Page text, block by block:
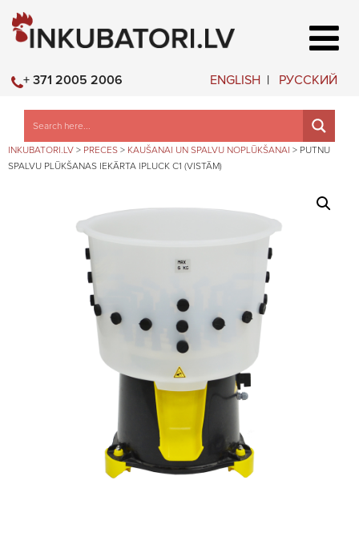
ENGLISH РУССКИЙ
+ 371 2005 2006
INKUBATORI.LV > PRECES > KAUŠANAI UN SPALVU NOPLŪKŠANAI > PUTNU
SPALVU PLŪKŠANAS IEKĀRTA IPLUCK C1 (VISTĀM)